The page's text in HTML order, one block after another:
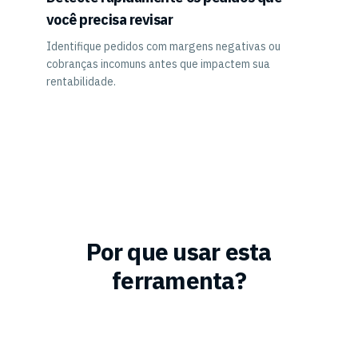
você precisa revisar
Identifique pedidos com margens negativas ou
cobranças incomuns antes que impactem sua
rentabilidade.
Por que usar esta
ferramenta?